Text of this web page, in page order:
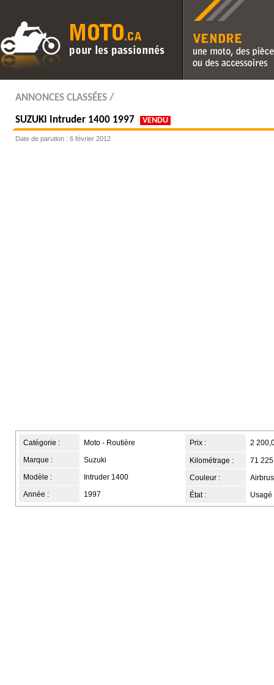
Vendre une moto, des
des accessoires
ANNONCES CLASSÉES /
SUZUKI Intruder 1400 1997 VENDU
Date de parution : 6 février 2012
Catégorie : Moto - Routière
Marque : Suzuki
Modèle : Intruder 1400
Année : 1997
Prix : 2
Kilométrage : 71
Couleur :
État : Usagé